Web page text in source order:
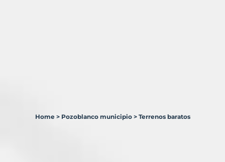
Home > Pozoblanco municipio > Terrenos baratos